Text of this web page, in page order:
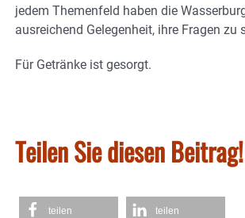
jedem Themenfeld haben die
ausreichend Gelegenheit, ihre Fragen zu
Für Getränke ist gesorgt.
Teilen Sie diesen Beitrag!
teilen teilen